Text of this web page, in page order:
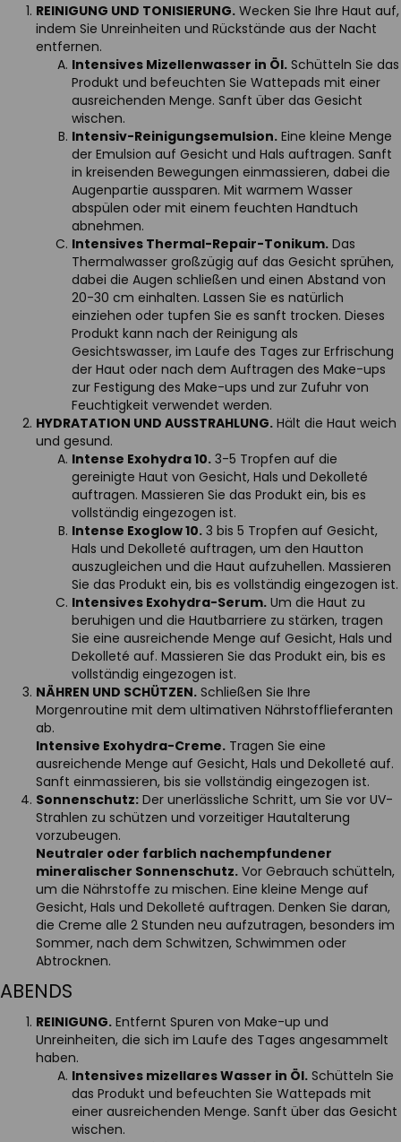
REINIGUNG UND TONISIERUNG. Wecken Sie Ihre Haut auf,
indem Sie Unreinheiten und Rückstände aus der Nacht
entfernen.
Intensives Mizellenwasser in Öl. Schütteln Sie das
Produkt und befeuchten Sie Wattepads mit einer
ausreichenden Menge. Sanft über das Gesicht
wischen.
Intensiv-Reinigungsemulsion. Eine kleine Menge
der Emulsion auf Gesicht und Hals auftragen. Sanft
in kreisenden Bewegungen einmassieren, dabei die
Augenpartie aussparen. Mit warmem Wasser
abspülen oder mit einem feuchten Handtuch
abnehmen.
Intensives Thermal-Repair-Tonikum. Das
Thermalwasser großzügig auf das Gesicht sprühen,
dabei die Augen schließen und einen Abstand von
20-30 cm einhalten. Lassen Sie es natürlich
einziehen oder tupfen Sie es sanft trocken. Dieses
Produkt kann nach der Reinigung als
Gesichtswasser, im Laufe des Tages zur Erfrischung
der Haut oder nach dem Auftragen des Make-ups
zur Festigung des Make-ups und zur Zufuhr von
Feuchtigkeit verwendet werden.
HYDRATATION UND AUSSTRAHLUNG. Hält die Haut weich
und gesund.
Intense Exohydra 10. 3-5 Tropfen auf die
gereinigte Haut von Gesicht, Hals und Dekolleté
auftragen. Massieren Sie das Produkt ein, bis es
vollständig eingezogen ist.
Intense Exoglow 10. 3 bis 5 Tropfen auf Gesicht,
Hals und Dekolleté auftragen, um den Hautton
auszugleichen und die Haut aufzuhellen. Massieren
Sie das Produkt ein, bis es vollständig eingezogen ist.
Intensives Exohydra-Serum. Um die Haut zu
beruhigen und die Hautbarriere zu stärken, tragen
Sie eine ausreichende Menge auf Gesicht, Hals und
Dekolleté auf. Massieren Sie das Produkt ein, bis es
vollständig eingezogen ist.
NÄHREN UND SCHÜTZEN. Schließen Sie Ihre
Morgenroutine mit dem ultimativen Nährstofflieferanten
ab.
Intensive Exohydra-Creme. Tragen Sie eine
ausreichende Menge auf Gesicht, Hals und Dekolleté auf.
Sanft einmassieren, bis sie vollständig eingezogen ist.
Sonnenschutz: Der unerlässliche Schritt, um Sie vor UV-
Strahlen zu schützen und vorzeitiger Hautalterung
vorzubeugen.
Neutraler oder farblich nachempfundener
mineralischer Sonnenschutz. Vor Gebrauch schütteln,
um die Nährstoffe zu mischen. Eine kleine Menge auf
Gesicht, Hals und Dekolleté auftragen. Denken Sie daran,
die Creme alle 2 Stunden neu aufzutragen, besonders im
Sommer, nach dem Schwitzen, Schwimmen oder
Abtrocknen.
ABENDS
REINIGUNG. Entfernt Spuren von Make-up und
Unreinheiten, die sich im Laufe des Tages angesammelt
haben.
Intensives mizellares Wasser in Öl. Schütteln Sie
das Produkt und befeuchten Sie Wattepads mit
einer ausreichenden Menge. Sanft über das Gesicht
wischen.